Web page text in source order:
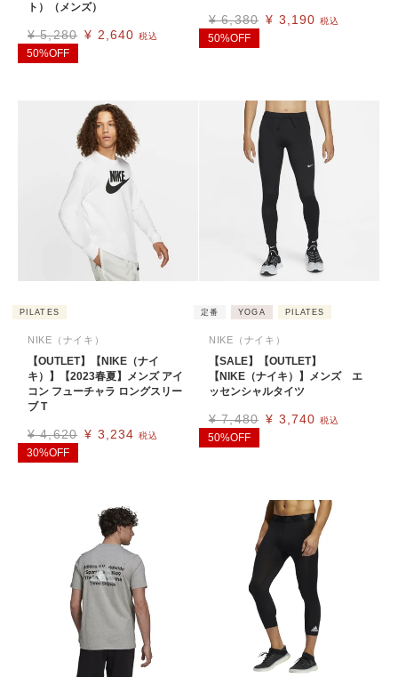
ト）（メンズ）
¥ 5,280 ¥ 2,640 税込
50%OFF
¥ 6,380 ¥ 3,190 税込
50%OFF
PILATES
NIKE（ナイキ）
【OUTLET】【NIKE（ナイ
キ）】【2023春夏】メンズ アイ
コン フューチャラ ロングスリー
ブ T
¥ 4,620 ¥ 3,234 税込
30%OFF
定番 YOGA PILATES
NIKE（ナイキ）
【SALE】【OUTLET】
【NIKE（ナイキ）】メンズ エ
ッセンシャルタイツ
¥ 7,480 ¥ 3,740 税込
50%OFF